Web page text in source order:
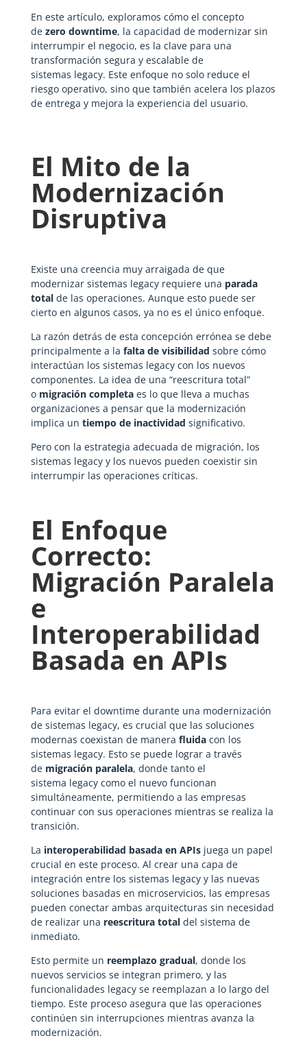
En este artículo, exploramos cómo el concepto
de zero downtime, la capacidad de modernizar sin
interrumpir el negocio, es la clave para una
transformación segura y escalable de
sistemas legacy. Este enfoque no solo reduce el
riesgo operativo, sino que también acelera los plazos
de entrega y mejora la experiencia del usuario.
El Mito de la
Modernización
Disruptiva
Existe una creencia muy arraigada de que
modernizar sistemas legacy requiere una parada
totalde las operaciones. Aunque esto puede ser
cierto en algunos casos, ya no es el único enfoque.
La razón detrás de esta concepción errónea se debe
principalmente a la falta de visibilidad sobre cómo
interactúan los sistemas legacy con los nuevos
componentes. La idea de una “reescritura total”
o migración completaes lo que lleva a muchas
organizaciones a pensar que la modernización
implica un tiempo de inactividad significativo.
Pero con la estrategia adecuada de migración, los
sistemas legacy y los nuevos pueden coexistir sin
interrumpir las operaciones críticas.
El Enfoque
Correcto:
Migración Paralela
e
Interoperabilidad
Basada en APIs
Para evitar el downtime durante una modernización
de sistemas legacy, es crucial que las soluciones
modernas coexistan de manera fluidacon los
sistemas legacy. Esto se puede lograr a través
de migración paralela, donde tanto el
sistema legacy como el nuevo funcionan
simultáneamente, permitiendo a las empresas
continuar con sus operaciones mientras se realiza la
transición.
La interoperabilidad basada en APIsjuega un papel
crucial en este proceso. Al crear una capa de
integración entre los sistemas legacy y las nuevas
soluciones basadas en microservicios, las empresas
pueden conectar ambas arquitecturas sin necesidad
de realizar una reescritura totaldel sistema de
inmediato.
Esto permite un reemplazo gradual, donde los
nuevos servicios se integran primero, y las
funcionalidades legacy se reemplazan a lo largo del
tiempo. Este proceso asegura que las operaciones
continúen sin interrupciones mientras avanza la
modernización.